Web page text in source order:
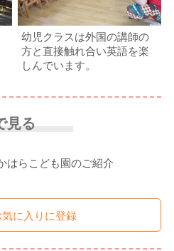
幼児クラスは外国の講師の
方と直接触れ合い英語を楽
しんでいます。
見る
はらこども園のご紹介
気に入りに登録